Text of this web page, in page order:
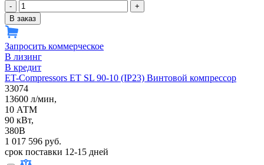
-
+
В заказ
Запросить коммерческое
В лизинг
В кредит
ET-Compressors ET SL 90-10 (IP23) Винтовой компрессор
33074
13600 л/мин,
10 АТМ
90 кВт,
380В
1 017 596 руб.
срок поставки 12-15 дней